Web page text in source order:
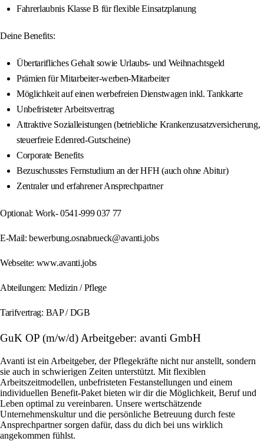
Fahrerlaubnis Klasse B für flexible Einsatzplanung
Deine Benefits:
Übertarifliches Gehalt sowie Urlaubs- und Weihnachtsgeld
Prämien für Mitarbeiter-werben-Mitarbeiter
Möglichkeit auf einen werbefreien Dienstwagen inkl. Tankkarte
Unbefristeter Arbeitsvertrag
Attraktive Sozialleistungen (betriebliche Krankenzusatzversicherung,
steuerfreie Edenred-Gutscheine)
Corporate Benefits
Bezuschusstes Fernstudium an der HFH (auch ohne Abitur)
Zentraler und erfahrener Ansprechpartner
Optional: Work- 0541-999 037 77
E-Mail: bewerbung.osnabrueck@avanti.jobs
Webseite: www.avanti.jobs
Abteilungen: Medizin / Pflege
Tarifvertrag: BAP / DGB
GuK OP (m/w/d) Arbeitgeber: avanti GmbH
Avanti ist ein Arbeitgeber, der Pflegekräfte nicht nur anstellt, sondern
sie auch in schwierigen Zeiten unterstützt. Mit flexiblen
Arbeitszeitmodellen, unbefristeten Festanstellungen und einem
individuellen Benefit-Paket bieten wir dir die Möglichkeit, Beruf und
Leben optimal zu vereinbaren. Unsere wertschätzende
Unternehmenskultur und die persönliche Betreuung durch feste
Ansprechpartner sorgen dafür, dass du dich bei uns wirklich
angekommen fühlst.